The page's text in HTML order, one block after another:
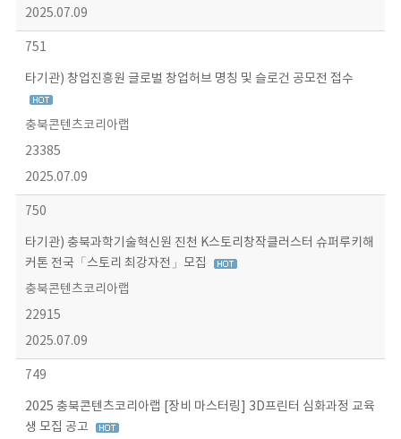
2025.07.09
751
타기관) 창업진흥원 글로벌 창업허브 명칭 및 슬로건 공모전 접수
충북콘텐츠코리아랩
23385
2025.07.09
750
타기관) 충북과학기술혁신원 진천 K스토리창작클러스터 슈퍼루키해
커톤 전국「스토리 최강자전」모집
충북콘텐츠코리아랩
22915
2025.07.09
749
2025 충북콘텐츠코리아랩 [장비 마스터링] 3D프린터 심화과정 교육
생 모집 공고